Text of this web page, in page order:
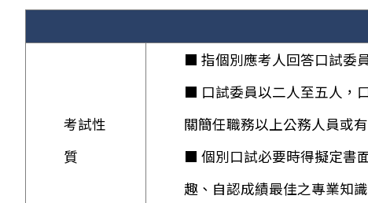
考試性
質
■ 指個別應考人回答口試委
■ 口試委員以二人至五人，
關簡任職務以上公務人員或
■ 個別口試必要時得擬定書
趣、自認成績最佳之專業知